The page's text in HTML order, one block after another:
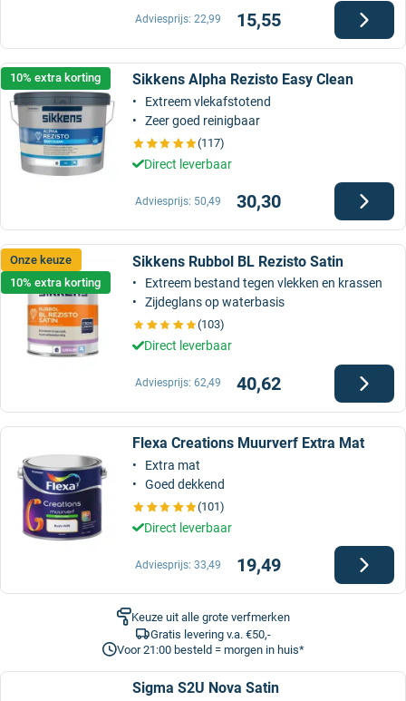
15,55
Adviesprijs: 22,99
10% extra korting Sikkens Alpha Rezisto Easy Clean
Extreem vlekafstotend
Zeer goed reinigbaar
(117)
Direct leverbaar
30,30
Adviesprijs: 50,49
Onze keuze
10% extra korting
Sikkens Rubbol BL Rezisto Satin
Extreem bestand tegen vlekken en krassen
Zijdeglans op waterbasis
(103)
Direct leverbaar
40,62
Adviesprijs: 62,49
Flexa Creations Muurverf Extra Mat
Extra mat
Goed dekkend
(101)
Direct leverbaar
19,49
Adviesprijs: 33,49
Keuze uit alle grote verfmerken
Gratis levering v.a. €50,-
Voor 21:00 besteld = morgen in huis*
Sigma S2U Nova Satin